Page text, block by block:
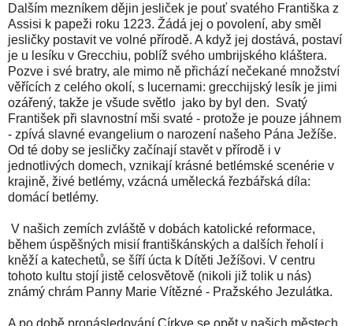
Dalším mezníkem dějin jesliček je pouť svatého Františka z
Assisi k papeži roku 1223. Žádá jej o povolení, aby směl
jesličky postavit ve volné přírodě. A když jej dostává, postaví
je u lesíku v Grecchiu, poblíž svého umbrijského kláštera.
Pozve i své bratry, ale mimo ně přichází nečekané množství
věřících z celého okolí, s lucernami: grecchijský lesík je jimi
ozářený, takže je všude světlo jako by byl den. Svatý
František při slavnostní mši svaté - protože je pouze jáhnem
- zpívá slavné evangelium o narození našeho Pána Ježíše.
Od té doby se jesličky začínají stavět v přírodě i v
jednotlivých domech, vznikají krásné betlémské scenérie v
krajině, živé betlémy, vzácná umělecká řezbářská díla:
domácí betlémy.
V našich zemích zvláště v dobách katolické reformace,
během úspěšných misií františkánských a dalších řeholí i
kněží a katechetů, se šíří úcta k Dítěti Ježíšovi. V centru
tohoto kultu stojí jistě celosvětově (nikoli již tolik u nás)
známý chrám Panny Marie Vítězné - Pražského Jezulátka.
A po době pronásledování Církve se opět v našich městech